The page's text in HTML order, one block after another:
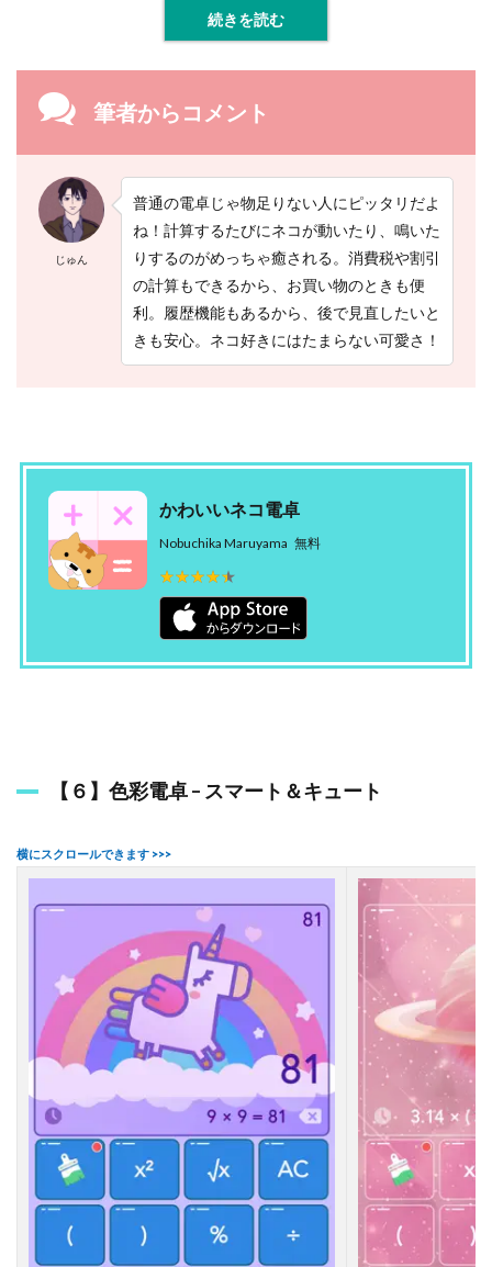
続きを読む
筆者からコメント
じゅん
普通の電卓じゃ物足りない人にピッタリだよ
ね！計算するたびにネコが動いたり、鳴いた
りするのがめっちゃ癒される。消費税や割引
の計算もできるから、お買い物のときも便
利。履歴機能もあるから、後で見直したいと
きも安心。ネコ好きにはたまらない可愛さ！
かわいいネコ電卓
Nobuchika Maruyama 無料
★★★★★
★★★★★
【６】色彩電卓 – スマート＆キュート